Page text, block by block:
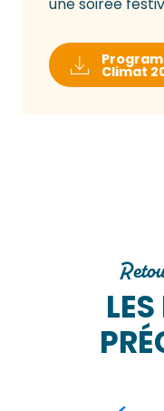
une soirée
Climat